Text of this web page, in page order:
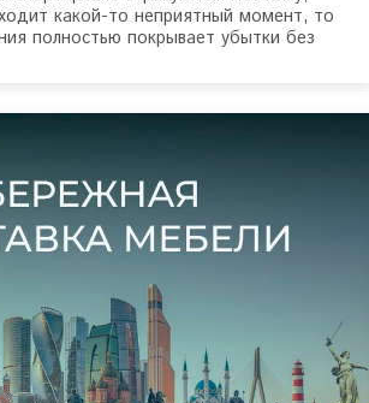
какой-то неприятный момент, то
полностью покрывает убытки без